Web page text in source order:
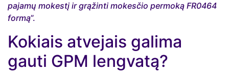
pajamų mokestį ir grąžinti mokesčio permoką FR0464
formą”.
Kokiais atvejais galima
gauti GPM lengvatą?